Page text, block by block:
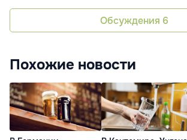
Обсуждения 6
Похожие новости